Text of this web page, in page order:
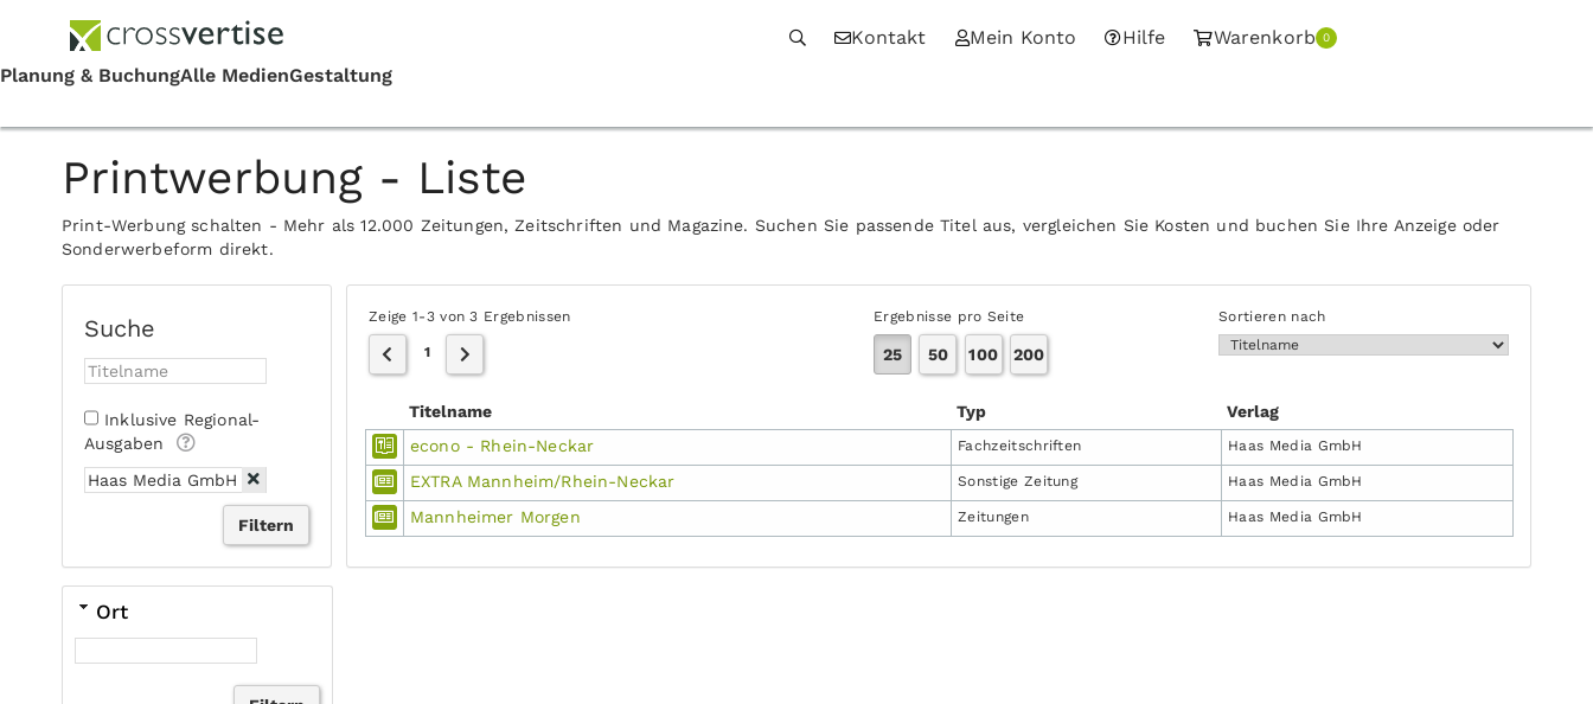
Kontakt Mein Konto Hilfe Warenkorb 0
Printwerbung - Liste
Print-Werbung schalten - Mehr als 12.000 Zeitungen, Zeitschriften und Magazine. Suchen Sie passende Titel aus, vergleichen Sie Kosten und buchen Sie Ihre Anzeige oder
Sonderwerbeform direkt.
Suche
Inklusive Regional-
Ausgaben
Ort
Zeige 1-3 von 3 Ergebnissen Ergebnisse pro Seite Sortieren nach
1 25 50 100 200
Titelname Typ
Verlag
econo - Rhein-Neckar
Fachzeit­schriften Haas Media GmbH
EXTRA Mannheim/Rhein-Neckar Sonstige Zeitung Haas Media GmbH
Mannheimer Morgen Zeitungen Haas Media GmbH